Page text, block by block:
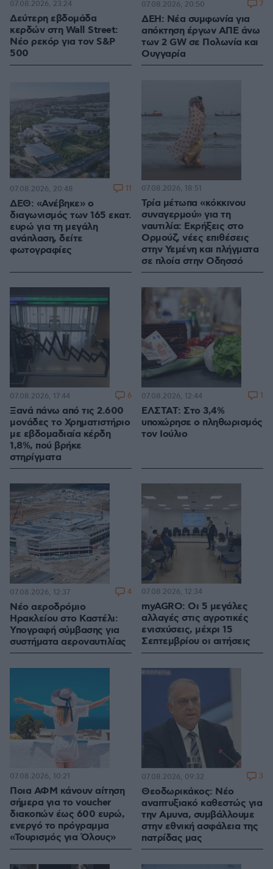
Δεύτερη εβδομάδα
κερδών στη Wall Street:
Νέο ρεκόρ για τον S&P
500
07.08.2026, 23:24
ΔΕΗ: Νέα συμφωνία για
απόκτηση έργων ΑΠΕ άνω
των 2 GW σε Πολωνία και
Ουγγαρία
07.08.2026, 20:50 7
ΔΕΘ: «Ανέβηκε» ο
διαγωνισμός των 165 εκατ.
ευρώ για τη μεγάλη
ανάπλαση, δείτε
φωτογραφίες
07.08.2026, 20:48 11
Τρία μέτωπα «κόκκινου
συναγερμού» για τη
ναυτιλία: Εκρήξεις στο
Ορμούζ, νέες επιθέσεις
στην Υεμένη και πλήγματα
σε πλοία στην Οδησσό
07.08.2026, 18:51
Ξανά πάνω από τις 2.600
μονάδες το Χρηματιστήριο
με εβδομαδιαία κέρδη
1,8%, πού βρήκε
στηρίγματα
07.08.2026, 17:44 6
ΕΛΣΤΑΤ: Στο 3,4%
υποχώρησε ο πληθωρισμός
τον Ιούλιο
07.08.2026, 12:44 1
Νέο αεροδρόμιο
Ηρακλείου στο Καστέλι:
Υπογραφή σύμβασης για
συστήματα αεροναυτιλίας
07.08.2026, 12:37 4
myAGRO: Οι 5 μεγάλες
αλλαγές στις αγροτικές
ενισχύσεις, μέχρι 15
Σεπτεμβρίου οι αιτήσεις
07.08.2026, 12:34
Ποια ΑΦΜ κάνουν αίτηση
σήμερα για το voucher
διακοπών έως 600 ευρώ,
ενεργό το πρόγραμμα
«Τουρισμός για Όλους»
07.08.2026, 10:21
Θεοδωρικάκος: Νέο
αναπτυξιακό καθεστώς για
την Αμυνα, συμβάλλουμε
στην εθνική ασφάλεια της
πατρίδας μας
07.08.2026, 09:32 3